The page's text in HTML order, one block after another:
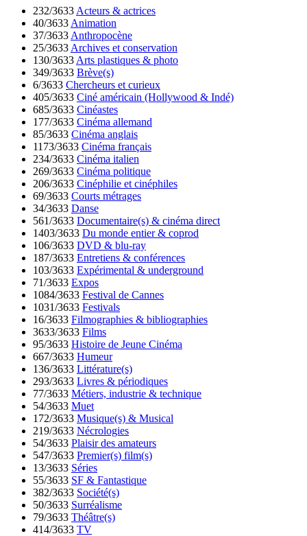
232/3633 Acteurs & actrices
40/3633 Animation
37/3633 Anthropocène
25/3633 Archives et conservation
130/3633 Arts plastiques & photo
349/3633 Brève(s)
6/3633 Chercheurs et curieux
405/3633 Ciné américain (Hollywood & Indé)
685/3633 Cinéastes
177/3633 Cinéma allemand
85/3633 Cinéma anglais
1173/3633 Cinéma français
234/3633 Cinéma italien
269/3633 Cinéma politique
206/3633 Cinéphilie et cinéphiles
69/3633 Courts métrages
34/3633 Danse
561/3633 Documentaire(s) & cinéma direct
1403/3633 Du monde entier & coprod
106/3633 DVD & blu-ray
187/3633 Entretiens & conférences
103/3633 Expérimental & underground
71/3633 Expos
1084/3633 Festival de Cannes
1031/3633 Festivals
16/3633 Filmographies & bibliographies
3633/3633 Films
95/3633 Histoire de Jeune Cinéma
667/3633 Humeur
136/3633 Littérature(s)
293/3633 Livres & périodiques
77/3633 Métiers, industrie & technique
54/3633 Muet
172/3633 Musique(s) & Musical
219/3633 Nécrologies
54/3633 Plaisir des amateurs
547/3633 Premier(s) film(s)
13/3633 Séries
55/3633 SF & Fantastique
382/3633 Société(s)
50/3633 Surréalisme
79/3633 Théâtre(s)
414/3633 TV